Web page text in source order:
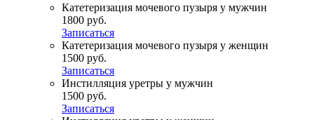
Катетеризация мочевого пузыря у мужчин
1800 руб.
Записаться
Катетеризация мочевого пузыря у женщин
1500 руб.
Записаться
Инстилляция уретры у мужчин
1500 руб.
Записаться